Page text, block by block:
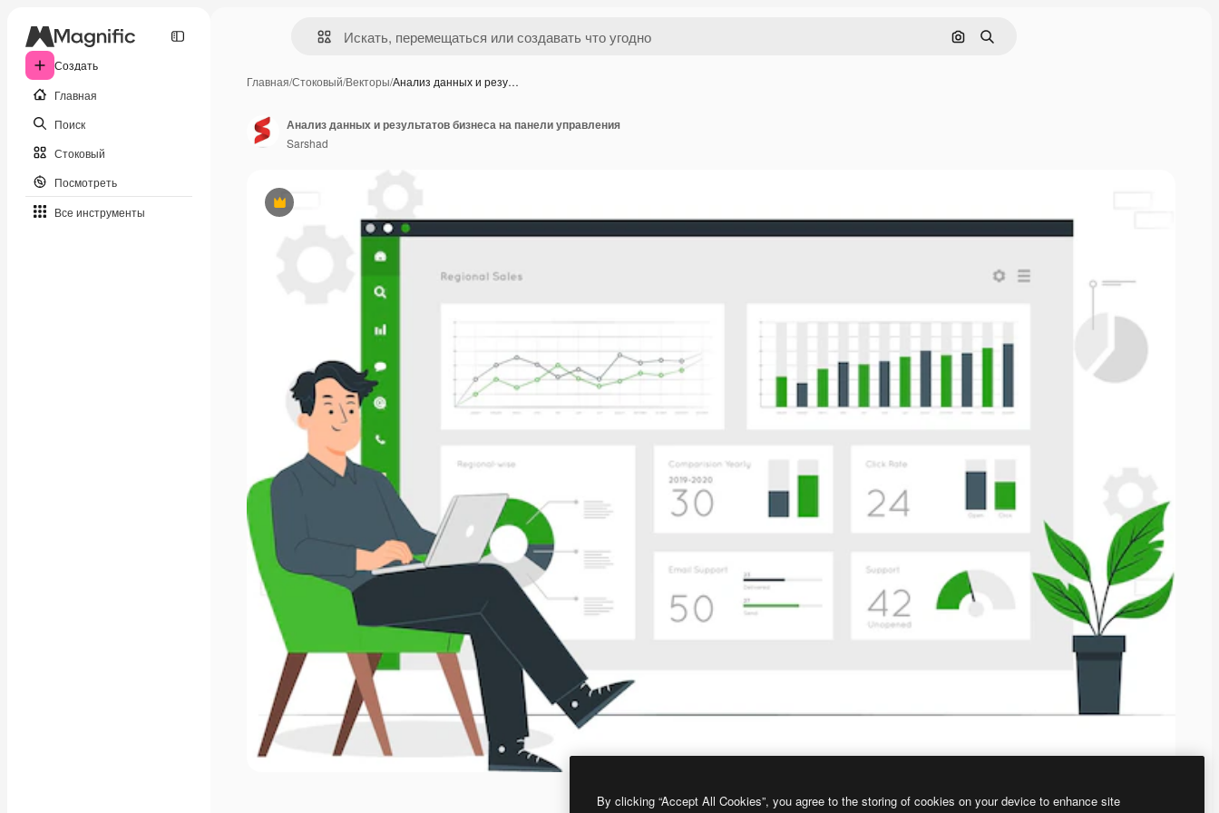
Создать
Главная
Поиск
Стоковый
Посмотреть
Все инструменты
Поиск по изображению
Поиск
Главная/Стоковый/Векторы/Анализ данных и резу…
Премиум
Анализ данных и результатов бизнеса на панели управления
Sarshad
By clicking “Accept All Cookies”, you agree to the storing of cookies on your device to enhance site